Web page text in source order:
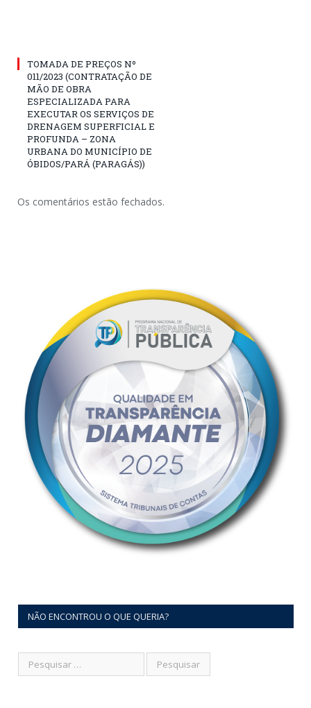
TOMADA DE PREÇOS Nº
011/2023 (CONTRATAÇÃO DE
MÃO DE OBRA
ESPECIALIZADA PARA
EXECUTAR OS SERVIÇOS DE
DRENAGEM SUPERFICIAL E
PROFUNDA – ZONA
URBANA DO MUNICÍPIO DE
ÓBIDOS/PARÁ (PARAGÁS))
Os comentários estão fechados.
NÃO ENCONTROU O QUE QUERIA?